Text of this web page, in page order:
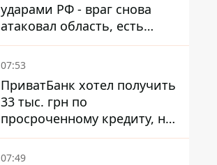
ударами РФ - враг снова
атаковал область, есть
разрушения и пожары
07:53
ПриватБанк хотел получить
33 тыс. грн по
просроченному кредиту, но
суд взыскал с должницы
только 22 тыс. грн
07:49